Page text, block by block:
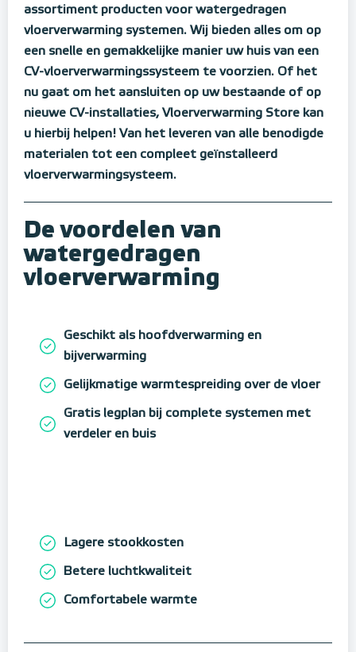
assortiment producten voor watergedragen
vloerverwarming systemen. Wij bieden alles om op
een snelle en gemakkelijke manier uw huis van een
CV-vloerverwarmingssysteem te voorzien. Of het
nu gaat om het aansluiten op uw bestaande of op
nieuwe CV-installaties, Vloerverwarming Store kan
u hierbij helpen! Van het leveren van alle benodigde
materialen tot een compleet geïnstalleerd
vloerverwarmingsysteem.
De voordelen van
watergedragen
vloerverwarming
Geschikt als hoofdverwarming en
bijverwarming
Gelijkmatige warmtespreiding over de vloer
Gratis legplan bij complete systemen met
verdeler en buis
Lagere stookkosten
Betere luchtkwaliteit
Comfortabele warmte